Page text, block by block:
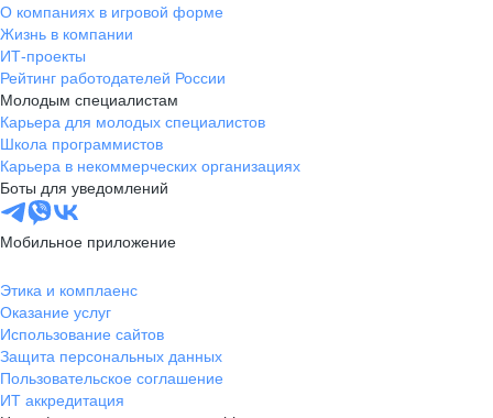
О компаниях в игровой форме
Жизнь в компании
ИТ-проекты
Рейтинг работодателей России
Молодым специалистам
Карьера для молодых специалистов
Школа программистов
Карьера в некоммерческих организациях
Боты для уведомлений
Мобильное приложение
Этика и комплаенс
Оказание услуг
Использование сайтов
Защита персональных данных
Пользовательское соглашение
ИТ аккредитация